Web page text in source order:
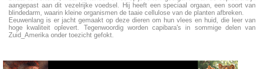
aangepast aan dit vezelrijke voedsel. Hij heeft een speciaal orgaan, een soort van
blindedarm, waarin kleine organismen de taaie cellulose van de planten afbreken.
Eeuwenlang is er jacht gemaakt op deze dieren om hun vlees en huid, die leer van
hoge kwaliteit oplevert. Tegenwoordig worden capibara's in sommige delen van
Zuid_Amerika onder toezicht gefokt.